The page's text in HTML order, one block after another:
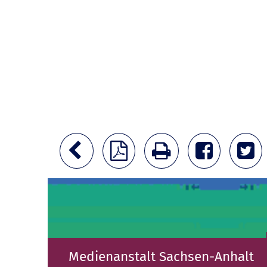
Medienanstalt Sachsen-Anhalt